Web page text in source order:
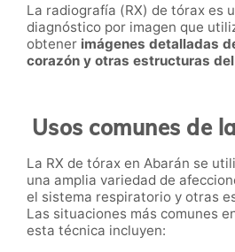
La radiografía (RX) de tórax es
diagnóstico por imagen que
obtener imágenes detalladas
corazón y otras estructuras
Usos comunes de
La RX de tórax en Abarán se
una amplia variedad de
el sistema respiratorio y otras
Las situaciones más comunes
esta técnica incluyen: